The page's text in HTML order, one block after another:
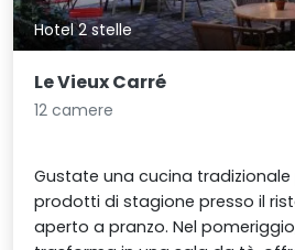
Hotel 2 stelle
Le Vieux Carré
12 camere
Gustate una cucina
prodotti di stagione presso il
aperto a pranzo. Nel